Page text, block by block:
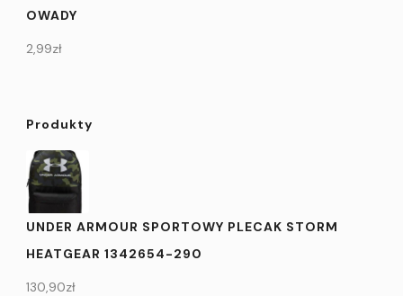
OWADY
2,99zł
Produkty
UNDER ARMOUR SPORTOWY PLECAK STORM
HEATGEAR 1342654-290
130,90zł